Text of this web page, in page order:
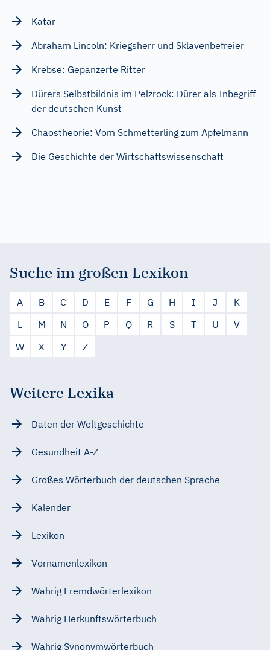
Katar
Abraham Lincoln: Kriegsherr und Sklavenbefreier
Krebse: Gepanzerte Ritter
Dürers Selbstbildnis im Pelzrock: Dürer als Inbegriff
der deutschen Kunst
Chaostheorie: Vom Schmetterling zum Apfelmann
Die Geschichte der Wirtschaftswissenschaft
Suche im großen Lexikon
A B C D E F G H I J
K
L
M N O P Q R S T U
V
W
X Y Z
Weitere Lexika
Daten der Weltgeschichte
Gesundheit A-Z
Großes Wörterbuch der deutschen Sprache
Kalender
Lexikon
Vornamenlexikon
Wahrig Fremdwörterlexikon
Wahrig Herkunftswörterbuch
Wahrig Synonymwörterbuch